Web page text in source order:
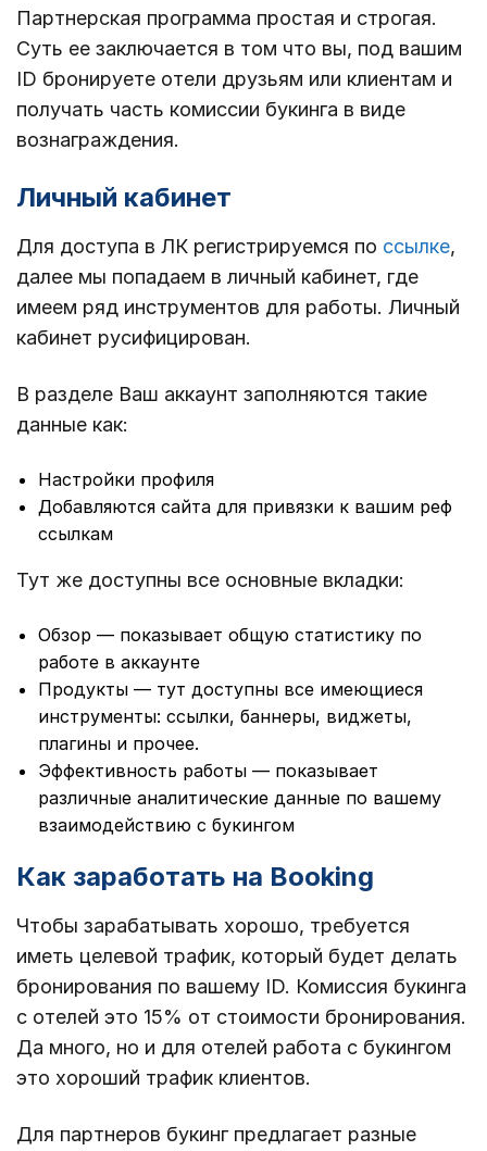
Партнерская программа простая и строгая.
Суть ее заключается в том что вы, под вашим
ID бронируете отели друзьям или клиентам и
получать часть комиссии букинга в виде
вознаграждения.
Личный кабинет
Для доступа в ЛК регистрируемся по ссылке,
далее мы попадаем в личный кабинет, где
имеем ряд инструментов для работы. Личный
кабинет русифицирован.
В разделе Ваш аккаунт заполняются такие
данные как:
Настройки профиля
Добавляются сайта для привязки к вашим реф
ссылкам
Тут же доступны все основные вкладки:
Обзор — показывает общую статистику по
работе в аккаунте
Продукты — тут доступны все имеющиеся
инструменты: ссылки, баннеры, виджеты,
плагины и прочее.
Эффективность работы — показывает
различные аналитические данные по вашему
взаимодействию с букингом
Как заработать на Booking
Чтобы зарабатывать хорошо, требуется
иметь целевой трафик, который будет делать
бронирования по вашему ID. Комиссия букинга
с отелей это 15% от стоимости бронирования.
Да много, но и для отелей работа с букингом
это хороший трафик клиентов.
Для партнеров букинг предлагает разные